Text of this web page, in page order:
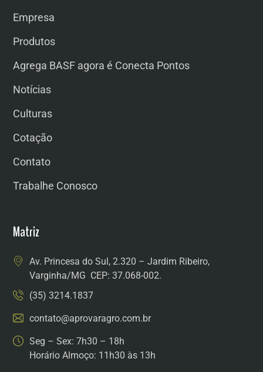
Empresa
Produtos
Agrega BASF agora é Conecta Pontos
Notícias
Culturas
Cotação
Contato
Trabalhe Conosco
Matriz
Av. Princesa do Sul, 2.320 – Jardim Ribeiro,
Varginha/MG CEP: 37.068-002.
(35) 3214.1837
contato@aprovaragro.com.br
Seg – Sex: 7h30 – 18h
Horário Almoço: 11h30 às 13h